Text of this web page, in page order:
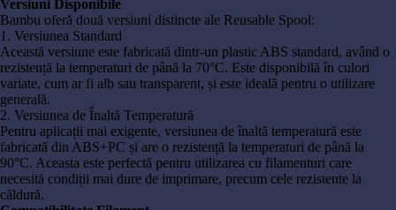
Versiuni Disponibile
Bambu oferă două versiuni distincte ale Reusable Spool:
1. Versiunea Standard
Această versiune este fabricată dintr-un plastic ABS standard, având o
rezistență la temperaturi de până la 70°C. Este disponibilă în culori
variate, cum ar fi alb sau transparent, și este ideală pentru o utilizare
generală.
2. Versiunea de Înaltă Temperatură
Pentru aplicații mai exigente, versiunea de înaltă temperatură este
fabricată din ABS+PC și are o rezistență la temperaturi de până la
90°C. Aceasta este perfectă pentru utilizarea cu filamenturi care
necesită condiții mai dure de imprimare, precum cele rezistente la
căldură.